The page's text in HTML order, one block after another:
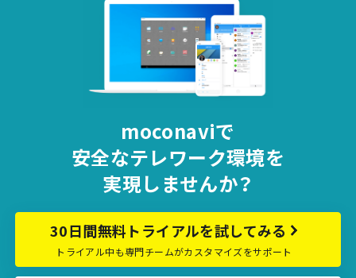
moconaviで
安全なテレワーク環境を
実現しませんか？
30日間無料トライアルを試してみる
トライアル中も専門チームがカスタマイズをサポート